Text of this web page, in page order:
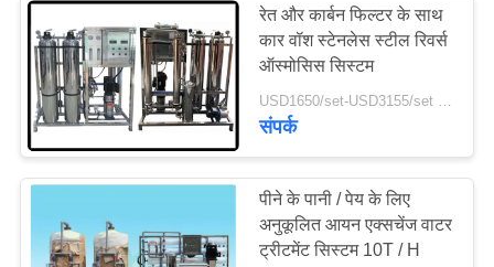
समुद्री जल विलवणीकरण
प्रणाली
34
रेत और कार्बन फिल्टर के साथ
कार वॉश स्टेनलेस स्टील रिवर्स
ऑस्मोसिस सिस्टम
USD1650/set-USD3155/set MOQ:> = 1 सेट
संपर्क
पीने के पानी / पेय के लिए
अनुकूलित आयन एक्सचेंज वाटर
ट्रीटमेंट सिस्टम 10T / H